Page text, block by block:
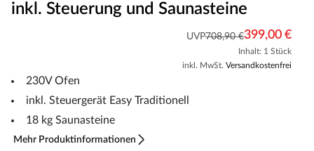
inkl. Steuerung und Saunasteine
UVP708,90 €399,00 €
Inhalt: 1 Stück
inkl. MwSt. Versandkostenfrei
230V Ofen
inkl. Steuergerät Easy Traditionell
18 kg Saunasteine
Mehr Produktinformationen